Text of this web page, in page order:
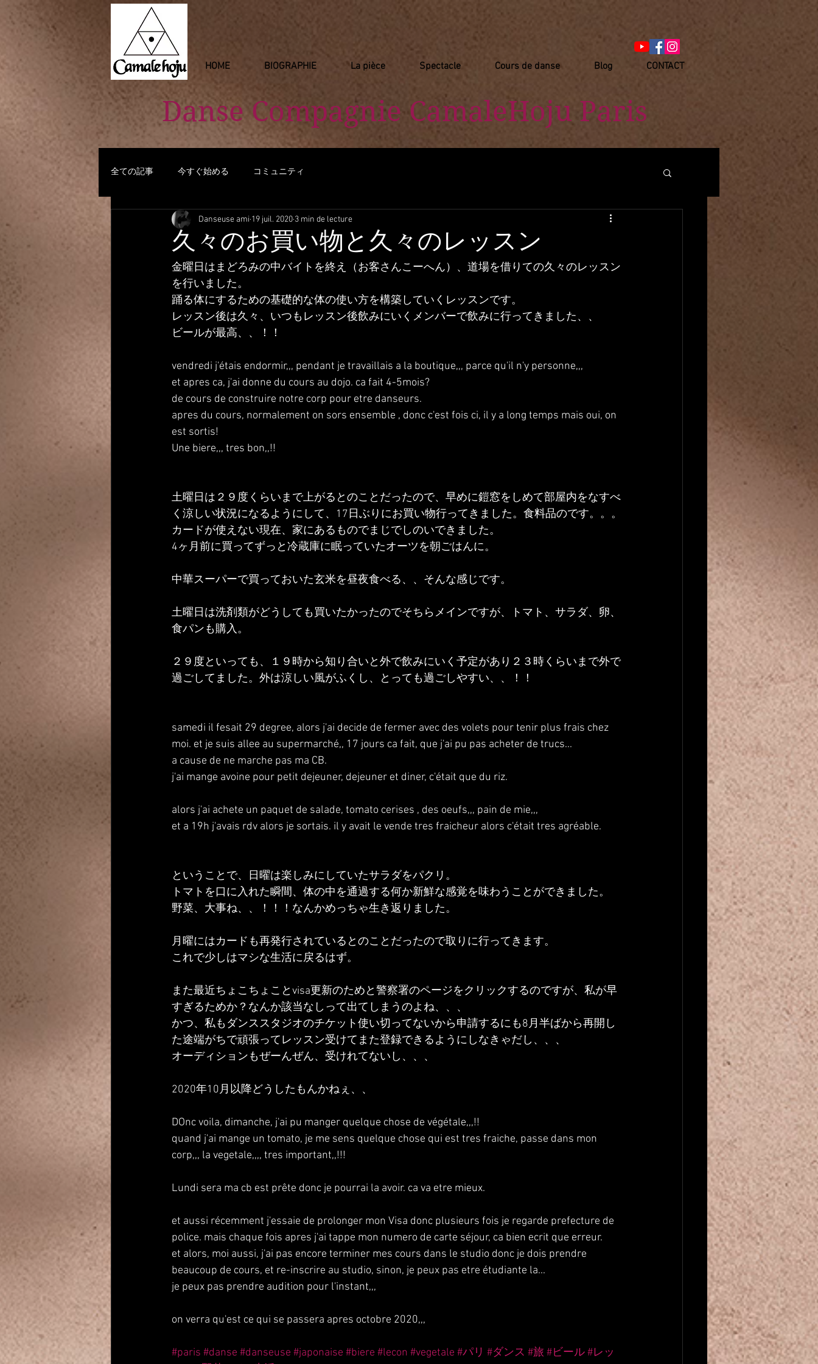
HOME BIOGRAPHIE La pièce Spectacle Cours de danse Blog CONTACT
Danse Compagnie​ CamaleHoju Paris
全ての記事 今すぐ始める コミュニティ
久々のお買い物と久々のレッスン
Danseuse ami 19 juil. 2020 3 min de lecture
金曜日はまどろみの中バイトを終え（お客さんこーへん）、道場を借りての久々のレッスン
を行いました。
踊る体にするための基礎的な体の使い方を構築していくレッスンです。
レッスン後は久々、いつもレッスン後飲みにいくメンバーで飲みに行ってきました、、
ビールが最高、、！！
vendredi j'étais endormir,,, pendant je travaillais a la boutique,,, parce qu'il n'y personne,,,
et apres ca, j'ai donne du cours au dojo. ca fait 4-5mois?
de cours de construire notre corp pour etre danseurs.
apres du cours, normalement on sors ensemble , donc c'est fois ci, il y a long temps mais oui, on
est sortis!
Une biere,,, tres bon,,!!
土曜日は２９度くらいまで上がるとのことだったので、早めに鎧窓をしめて部屋内をなすべ
く涼しい状況になるようにして、17日ぶりにお買い物行ってきました。食料品のです。。。
カードが使えない現在、家にあるものでまじでしのいできました。
4ヶ月前に買ってずっと冷蔵庫に眠っていたオーツを朝ごはんに。
中華スーパーで買っておいた玄米を昼夜食べる、、そんな感じです。
土曜日は洗剤類がどうしても買いたかったのでそちらメインですが、トマト、サラダ、卵、
食パンも購入。
２９度といっても、１９時から知り合いと外で飲みにいく予定があり２３時くらいまで外で
過ごしてました。外は涼しい風がふくし、とっても過ごしやすい、、！！
samedi il fesait 29 degree, alors j'ai decide de fermer avec des volets pour tenir plus frais chez
moi. et je suis allee au supermarché,, 17 jours ca fait, que j'ai pu pas acheter de trucs...
a cause de ne marche pas ma CB.
j'ai mange avoine pour petit dejeuner, dejeuner et diner, c'était que du riz.
alors j'ai achete un paquet de salade, tomato cerises , des oeufs,,, pain de mie,,,
et a 19h j'avais rdv alors je sortais. il y avait le vende tres fraicheur alors c'était tres agréable.
ということで、日曜は楽しみにしていたサラダをパクリ。
トマトを口に入れた瞬間、体の中を通過する何か新鮮な感覚を味わうことができました。
野菜、大事ね、、！！！なんかめっちゃ生き返りました。
月曜にはカードも再発行されているとのことだったので取りに行ってきます。
これで少しはマシな生活に戻るはず。
また最近ちょこちょことvisa更新のためと警察署のページをクリックするのですが、私が早
すぎるためか？なんか該当なしって出てしまうのよね、、、
かつ、私もダンススタジオのチケット使い切ってないから申請するにも8月半ばから再開し
た途端がちで頑張ってレッスン受けてまた登録できるようにしなきゃだし、、、
オーディションもぜーんぜん、受けれてないし、、、
2020年10月以降どうしたもんかねぇ、、
DOnc voila, dimanche, j'ai pu manger quelque chose de végétale,,,!!
quand j'ai mange un tomato, je me sens quelque chose qui est tres fraiche, passe dans mon
corp,,, la vegetale,,,, tres important,,!!!
Lundi sera ma cb est prête donc je pourrai la avoir. ca va etre mieux.
et aussi récemment j'essaie de prolonger mon Visa donc plusieurs fois je regarde prefecture de
police. mais chaque fois apres j'ai tappe mon numero de carte séjour, ca bien ecrit que erreur.
et alors, moi aussi, j'ai pas encore terminer mes cours dans le studio donc je dois prendre
beaucoup de cours, et re-inscrire au studio, sinon, je peux pas etre étudiante la...
je peux pas prendre audition pour l'instant,,,
on verra qu'est ce qui se passera apres octobre 2020,,,
#paris #danse #danseuse #japonaise #biere #lecon #vegetale #パリ #ダンス #旅 #ビール#レッ